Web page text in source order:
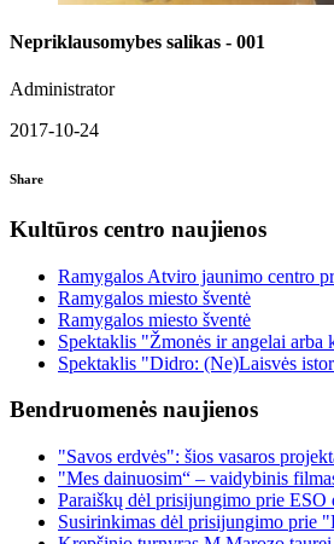
Nepriklausomybes salikas - 001
Administrator
2017-10-24
Share
Kultūros centro naujienos
Ramygalos Atviro jaunimo centro
Ramygalos miesto šventė
Ramygalos miesto šventė
Spektaklis "Žmonės ir angelai arba
Spektaklis "Didro: (Ne)Laisvės
Bendruomenės naujienos
"Savos erdvės": šios vasaros
"Mes dainuosim“ – vaidybinis
Paraiškų dėl prisijungimo prie ESO
Susirinkimas dėl prisijungimo prie